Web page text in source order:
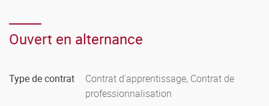
Ouvert en alternance
Type de contrat
Contrat d'apprentissage, Contrat de
professionnalisation